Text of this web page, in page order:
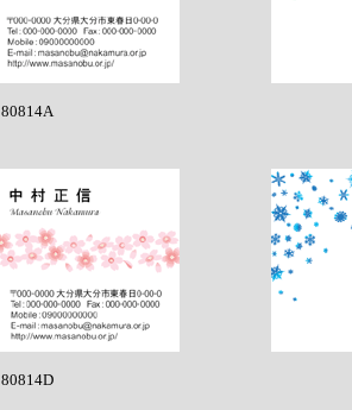
80814A
80814D